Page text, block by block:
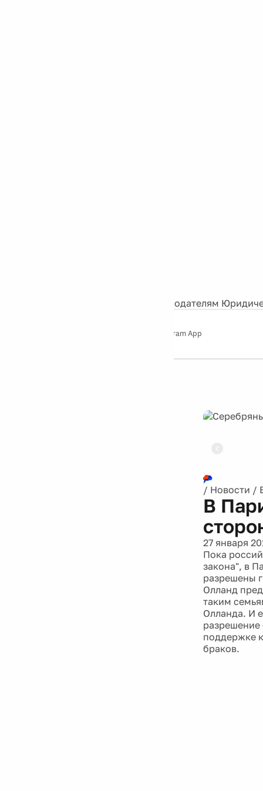
Рекламодателям
Telegram App
/ Новости /
В
27 января
Пока
закона", в
разрешены
Олланд
таким
Олланда. И
разрешение
поддержке
браков.